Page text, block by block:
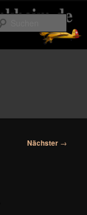
Nächster →